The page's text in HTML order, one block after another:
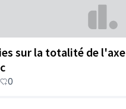
sur la totalité de l'axe
0